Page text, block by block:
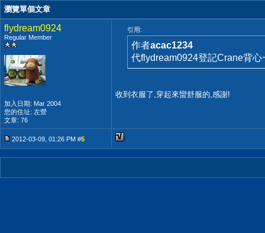
瀏覽單個文章
flydream0924
Regular Member
加入日期: Mar 2004
您的住址: 左營
文章: 76
引用:
作者acac1234
代flydream0924登記Crane背心
收到衣服了,穿起來蠻舒服的,感謝!
2012-03-09, 01:26 PM #5